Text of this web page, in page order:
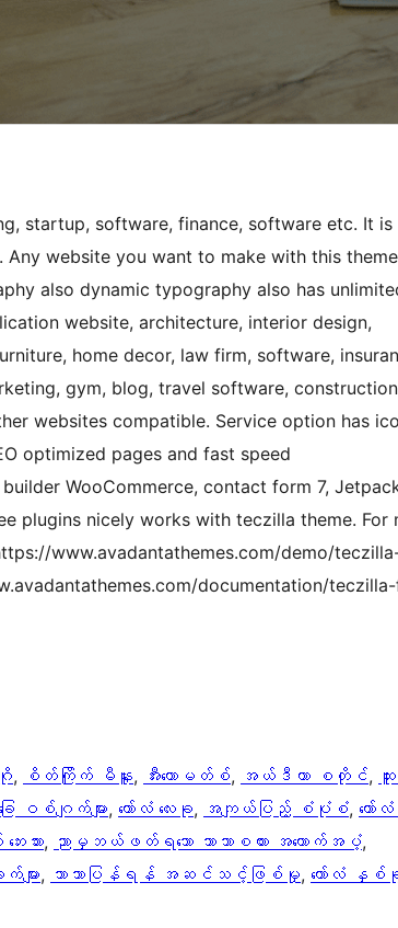
startup, software, finance, software etc. It is
website you want to make with this
also dynamic typography also has
website, architecture, interior design,
home decor, law firm, software,
gym, blog, travel software,
websites compatible. Service option has
optimized pages and fast speed
WooCommerce, contact form 7,
plugins nicely works with teczilla theme. For
www.avadantathemes.com/demo/
documentation/
, စိတ်ကြိုက် မီနူး, အီးကောမတ်စ်, အယ်ဒီတာ စတိုင်, ထူး
ြေ ဝစ်ဂျက်များ, ကော်လံ လေးခု, အကျယ်ပြည့် စံပုံစံ, ကော်
းဘား, ညာမှဘယ်ဖတ်ရသော ဘာသာစကား အထောက်အပံ့
ား, ဘာသာပြန်ရန် အဆင်သင့်ဖြစ်မှု, ကော်လံ နှစ်